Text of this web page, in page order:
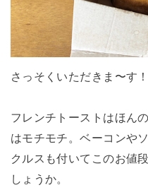
さっそくいただきま〜す！
フレンチトーストはほん
はモチモチ。ベーコンや
クルスも付いてこのお値
しょうか。